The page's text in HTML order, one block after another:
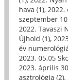
hava (1), 2022.
szeptember
2022. Tavaszi
Újhold (1),
év
2023. 05.05
2023. április
asztrológia (2),